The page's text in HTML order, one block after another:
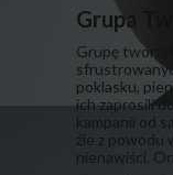
Grupa
Grupę
poklasku,
ich zaprosili
kampanii od
źle z powodu
nienawiści.